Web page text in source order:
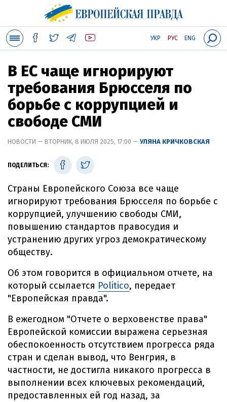
УКР РУС ENG
В ЕС чаще игнорируют
требования Брюсселя по
борьбе с коррупцией и
свободе СМИ
НОВОСТИ — ВТОРНИК, 8 ИЮЛЯ 2025, 17:00 — УЛЯНА КРИЧКОВСКАЯ
ПОДЕЛИТЬСЯ:
Страны Европейского Союза все чаще
игнорируют требования Брюсселя по борьбе с
коррупцией, улучшению свободы СМИ,
повышению стандартов правосудия и
устранению других угроз демократическому
обществу.
Об этом говорится в официальном отчете, на
который ссылается Politico, передает
"Европейская правда".
В ежегодном "Отчете о верховенстве права"
Европейской комиссии выражена серьезная
обеспокоенность отсутствием прогресса ряда
стран и сделан вывод, что Венгрия, в
частности, не достигла никакого прогресса в
выполнении всех ключевых рекомендаций,
предоставленных ей год назад, за